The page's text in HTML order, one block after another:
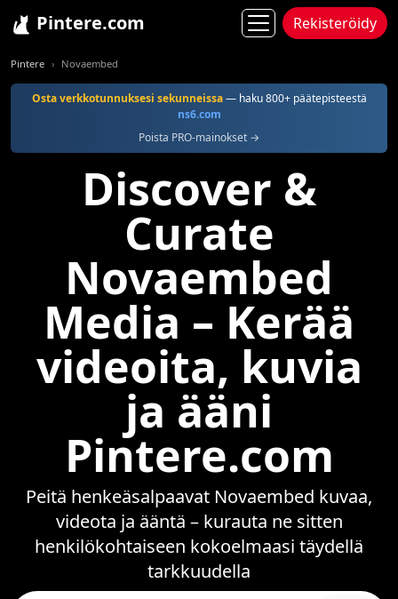
Pintere.com Rekisteröidy
Pintere Novaembed
Osta verkkotunnuksesi sekunneissa— haku 800+ päätepisteestä
ns6.com
Poista PRO-mainokset →
Discover &
Curate
Novaembed
Media – Kerää
videoita, kuvia
ja ääni
Pintere.com
Peitä henkeäsalpaavat Novaembed kuvaa,
videota ja ääntä – kurauta ne sitten
henkilökohtaiseen kokoelmaasi täydellä
tarkkuudella